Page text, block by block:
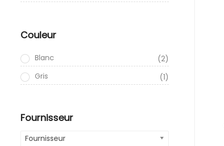
Couleur
Blanc
(2)
Gris
(1)
Fournisseur
Fournisseur